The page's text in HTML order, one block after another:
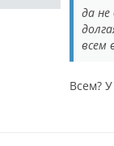
да не
всем
Всем?